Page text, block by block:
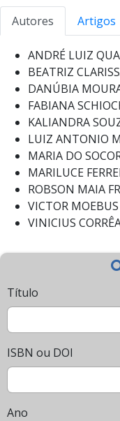
Autores Artigos
ANDRÉ LUIZ
BEATRIZ
DANÚBIA
FABIANA
KALIANDRA
LUIZ ANTONIO
MARIA DO
MARILUCE
ROBSON MAIA
VICTOR MOEBUS
VINICIUS
Título
ISBN ou DOI
Ano